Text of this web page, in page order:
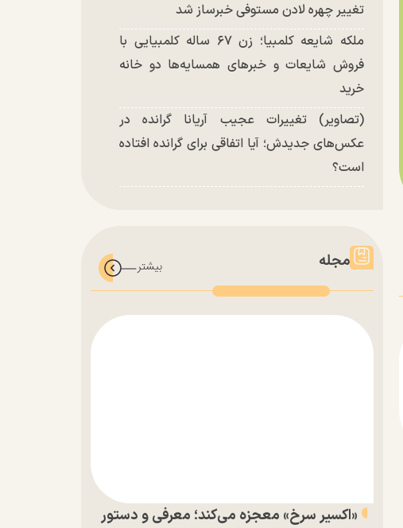
تغییر چهره لادن مستوفی خبرساز شد
ملکه شایعه کلمبیا؛ زن ۶۷ ساله کلمبیایی با
فروش شایعات و خبر‌های همسایه‌ها دو خانه
خرید
(تصاویر) تغییرات عجیب آریانا گرانده در
عکس‌های جدیدش؛ آیا اتفاقی برای گرانده افتاده
است؟
مجله
«اکسیر سرخ» معجزه می‌کند؛ معرفی و دستور